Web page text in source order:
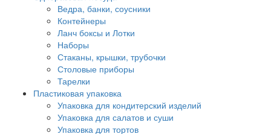
Ведра, банки, соусники
Контейнеры
Ланч боксы и Лотки
Наборы
Стаканы, крышки, трубочки
Столовые приборы
Тарелки
Пластиковая упаковка
Упаковка для кондитерский изделий
Упаковка для салатов и суши
Упаковка для тортов